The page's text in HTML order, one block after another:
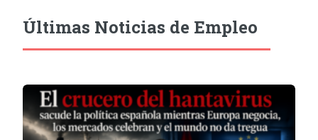
Últimas Noticias de Empleo